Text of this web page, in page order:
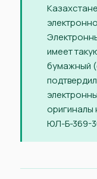
имеет
бумажный
ЮЛ-Б-369-